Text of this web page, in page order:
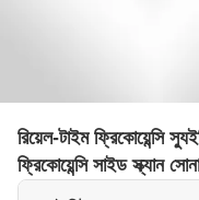
রিয়েল-টাইম ফ্রিকোয়েন্সি
ফ্রিকোয়েন্সি সাইড স্ক্যান